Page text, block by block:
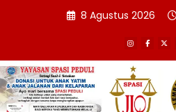
8 Agustus 2026